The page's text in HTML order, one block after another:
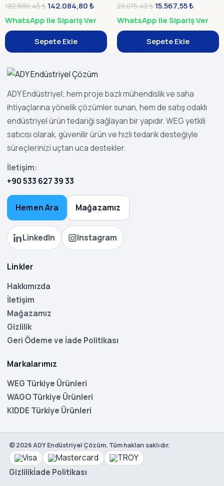
182.680,45₺ 142.084,80₺
WhatsApp ile Sipariş Ver
Sepete Ekle
20.015,42₺ 15.567,55₺
WhatsApp ile Sipariş Ver
Sepete Ekle
ADY Endüstriyel; hem proje bazlı mühendislik ve saha
ihtiyaçlarına yönelik çözümler sunan, hem de satış odaklı
endüstriyel ürün tedariği sağlayan bir yapıdır. WEG yetkili
satıcısı olarak, güvenilir ürün ve hızlı tedarik desteğiyle
süreçlerinizi uçtan uca destekler.
İletişim:
+90 533 627 39 33
Hemen Ara Mağazamız
LinkedIn Instagram
Linkler
Hakkımızda
İletişim
Mağazamız
Gizlilik
Geri Ödeme ve İade Politikası
Markalarımız
WEG Türkiye Ürünleri
WAGO Türkiye Ürünleri
KIDDE Türkiye Ürünleri
©2026ADY Endüstriyel Çözüm. Tüm hakları saklıdır.
Gizlilikİade Politikası
WEG
CFW300